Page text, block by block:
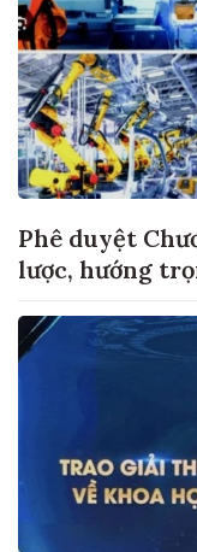
Phê duyệt
lược, hướng